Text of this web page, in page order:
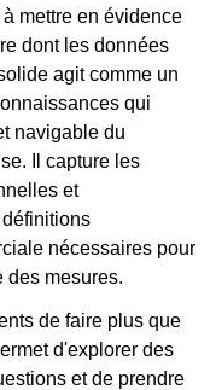
mettre en évidence
dont les données
agit comme un
qui
navigable du
Il capture les
et
nécessaires pour
des mesures.
de faire plus que
d'explorer des
et de prendre